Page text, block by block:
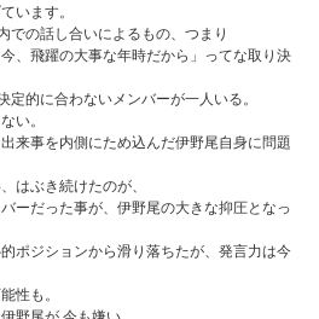
います。
での話し合いによるもの、つまり
今、飛躍の大事な年時だから」ってな取り決
定的に合わないメンバーが一人いる。
い。
来事を内側にため込んだ伊野尾自身に問題
はぶき続けたのが、
ーだった事が、伊野尾の大きな抑圧となっ
ポジションから滑り落ちたが、発言力は今
性も。